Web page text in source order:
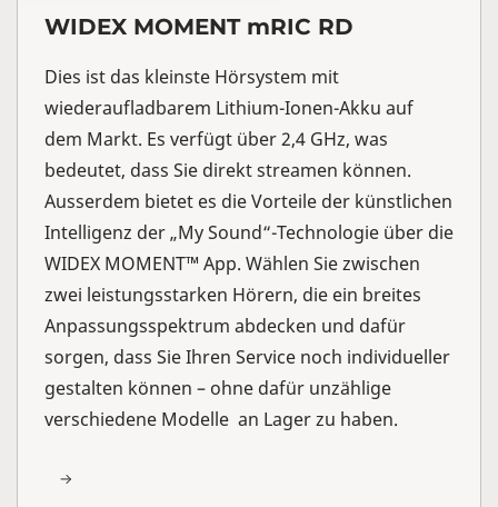
WIDEX MOMENT mRIC RD
Dies ist das kleinste Hörsystem mit
wiederaufladbarem Lithium-Ionen-Akku auf
dem Markt. Es verfügt über 2,4 GHz, was
bedeutet, dass Sie direkt streamen können.
Ausserdem bietet es die Vorteile der künstlichen
Intelligenz der „My Sound“-Technologie über die
WIDEX MOMENT™ App. Wählen Sie zwischen
zwei leistungsstarken Hörern, die ein breites
Anpassungsspektrum abdecken und dafür
sorgen, dass Sie Ihren Service noch individueller
gestalten können – ohne dafür unzählige
verschiedene Modelle an Lager zu haben.